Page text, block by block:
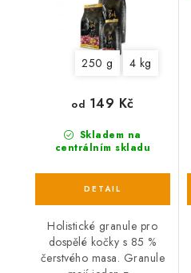
250 g 4 kg
Skladem na
centrálním skladu
od 149 Kč
Holistické granule pro
dospělé kočky s 85 %
čerstvého masa. Granule